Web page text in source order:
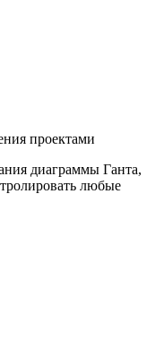
проектами
диаграммы Ганта,
любые